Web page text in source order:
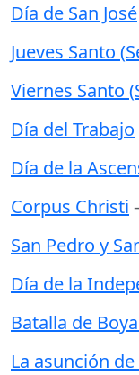
Día de San José
Jueves Santo
Viernes Santo
Día del Trabajo
Día de la
Corpus Christi
San Pedro y
Día de la
Batalla de
La asunción